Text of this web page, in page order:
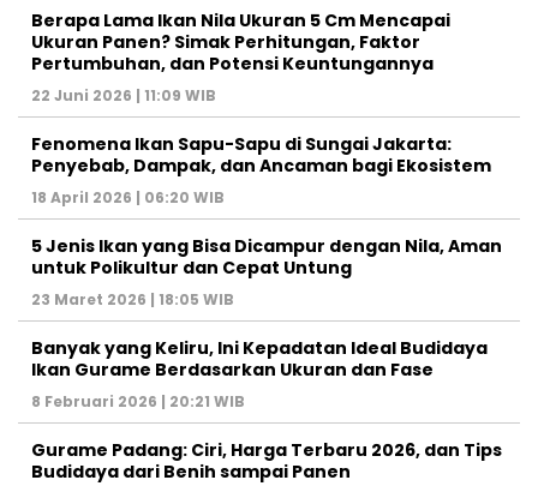
Berapa Lama Ikan Nila Ukuran 5 Cm Mencapai
Ukuran Panen? Simak Perhitungan, Faktor
Pertumbuhan, dan Potensi Keuntungannya
22 Juni 2026 | 11:09 WIB
Fenomena Ikan Sapu-Sapu di Sungai Jakarta:
Penyebab, Dampak, dan Ancaman bagi Ekosistem
18 April 2026 | 06:20 WIB
5 Jenis Ikan yang Bisa Dicampur dengan Nila, Aman
untuk Polikultur dan Cepat Untung
23 Maret 2026 | 18:05 WIB
Banyak yang Keliru, Ini Kepadatan Ideal Budidaya
Ikan Gurame Berdasarkan Ukuran dan Fase
8 Februari 2026 | 20:21 WIB
Gurame Padang: Ciri, Harga Terbaru 2026, dan Tips
Budidaya dari Benih sampai Panen